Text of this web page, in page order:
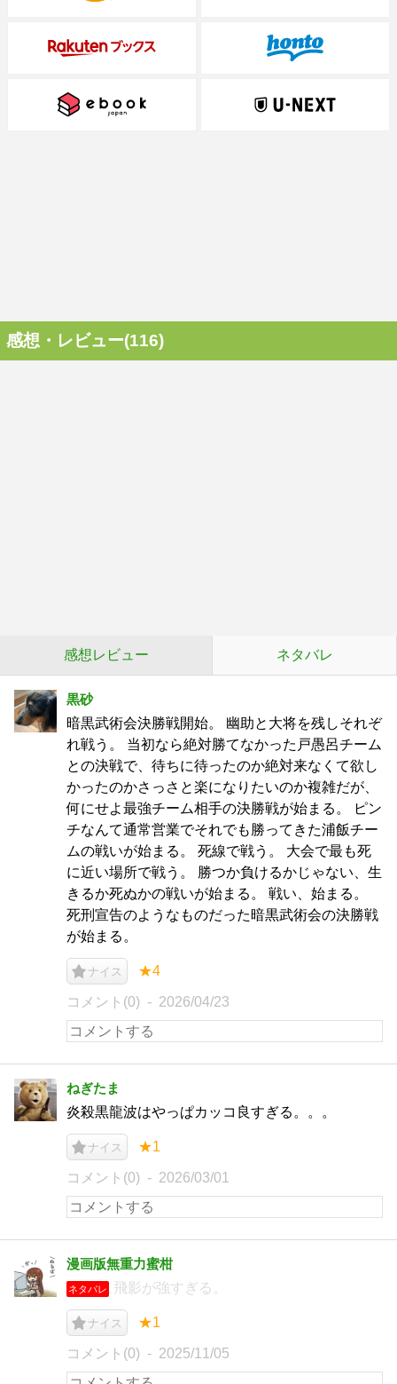
感想・レビュー(116)
感想レビュー ネタバレ
黒砂
暗黒武術会決勝戦開始。 幽助と大将を残しそれぞ
れ戦う。 当初なら絶対勝てなかった戸愚呂チーム
との決戦で、待ちに待ったのか絶対来なくて欲し
かったのかさっさと楽になりたいのか複雑だが、
何にせよ最強チーム相手の決勝戦が始まる。 ピン
チなんて通常営業でそれでも勝ってきた浦飯チー
ムの戦いが始まる。 死線で戦う。 大会で最も死
に近い場所で戦う。 勝つか負けるかじゃない、生
きるか死ぬかの戦いが始まる。 戦い、始まる。
死刑宣告のようなものだった暗黒武術会の決勝戦
が始まる。
ナイス ★4
コメント(0) 2026/04/23
ねぎたま
炎殺黒龍波はやっぱカッコ良すぎる。。。
ナイス ★1
コメント(0) 2026/03/01
漫画版無重力蜜柑
ネタバレ 飛影が強すぎる。
ナイス ★1
コメント(0) 2025/11/05